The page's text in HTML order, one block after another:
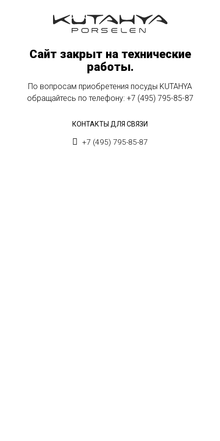
Сайт закрыт на технические
работы.
По вопросам приобретения посуды KUTAHYA
обращайтесь по телефону: +7 (495) 795-85-87
КОНТАКТЫ ДЛЯ СВЯЗИ
+7 (495) 795-85-87